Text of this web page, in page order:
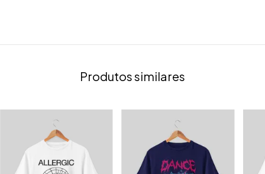
Produtos similares